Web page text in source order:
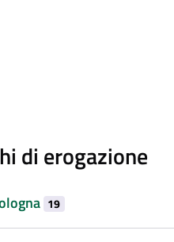
di erogazione
19